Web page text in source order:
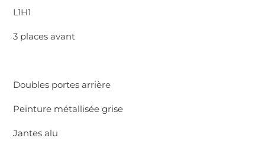
L1H1
3 places avant
Doubles portes arrière
Peinture métallisée grise
Jantes alu